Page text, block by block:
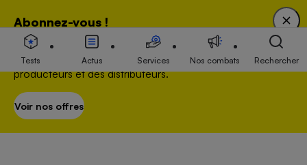
Abonnez-vous !
Bénéficiez d'une expertise unique tout en soutenant
une association 100 % indépendante de l'Etat, des
producteurs et des distributeurs.
Voir nos offres
Association indépendante de l’État, des syndicats, des producteurs et des
distributeurs depuis 1951.
Tests Actus Services Nos combats Rechercher